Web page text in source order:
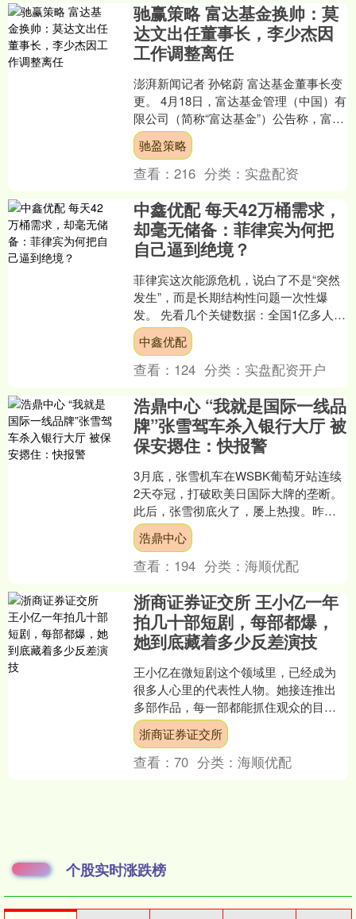
驰赢策略 富达基金换帅：莫
达文出任董事长，李少杰因
工作调整离任
澎湃新闻记者 孙铭蔚 富达基金董事长变
更。 4月18日，富达基金管理（中国）有
限公司（简称“富达基金”）公告称，富达
国际亚太区（日本除外）总裁莫达文
（Damie....
驰盈策略
查看：216 分类： 实盘配资
中鑫优配 每天42万桶需求，
却毫无储备：菲律宾为何把
自己逼到绝境？
菲律宾这次能源危机，说白了不是“突然
发生”，而是长期结构性问题一次性爆
发。 先看几个关键数据：全国1亿多人
口，石油100%依赖进口，每天消耗约42
万桶原油，其中....
中鑫优配
查看： 124 分类： 实盘配资开户
浩鼎中心 “我就是国际一线品
牌”张雪驾车杀入银行大厅 被
保安摁住：快报警
3月底，张雪机车在WSBK葡萄牙站连续
2天夺冠，打破欧美日国际大牌的垄断。
此后，张雪彻底火了，屡上热搜。昨
日，张雪机车在荷兰站拿到杆位赛第2
名，证明此前的夺冠绝....
浩鼎中心
查看： 194 分类：海顺优配
浙商证券证交所 王小亿一年
拍几十部短剧，每部都爆，
她到底藏着多少反差演技
王小亿在微短剧这个领域里，已经成为
很多人心里的代表性人物。她接连推出
多部作品，每一部都能抓住观众的目
光，让人忍不住一集接一集看下去。她
的表演方式很特别，总能让角....
浙商证券证交所
查看：70 分类：海顺优配
个股实时涨跌榜